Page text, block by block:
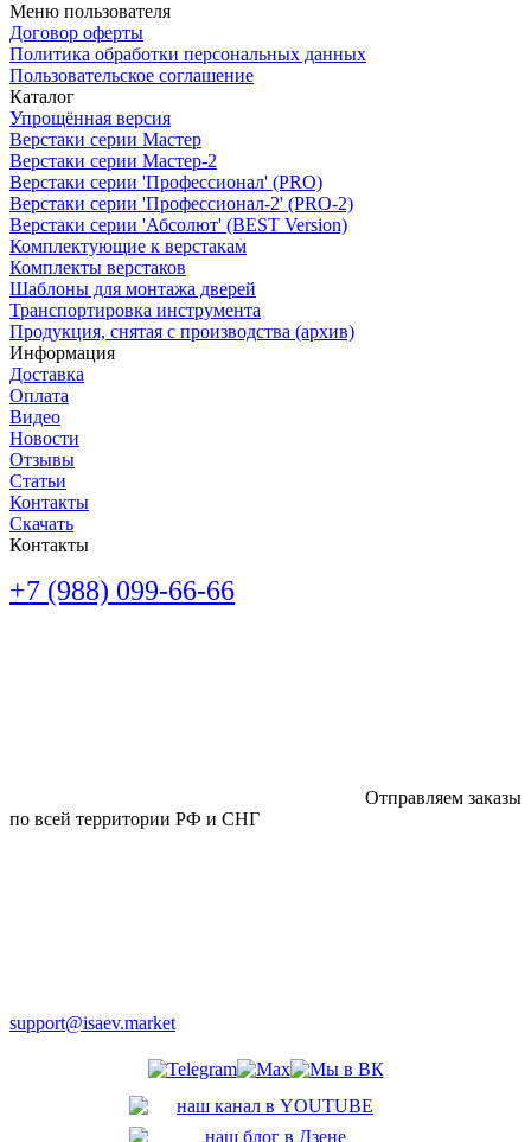
Меню пользователя
Договор оферты
Политика обработки персональных данных
Пользовательское соглашение
Каталог
Упрощённая версия
Верстаки серии Мастер
Верстаки серии Мастер-2
Верстаки серии 'Профессионал' (PRO)
Верстаки серии 'Профессионал-2' (PRO-2)
Верстаки серии 'Абсолют' (BEST Version)
Комплектующие к верстакам
Комплекты верстаков
Шаблоны для монтажа дверей
Транспортировка инструмента
Продукция, снятая с производства (архив)
Информация
Доставка
Оплата
Видео
Новости
Отзывы
Статьи
Контакты
Скачать
Контакты
+7 (988) 099-66-66
Отправляем заказы
по всей территории РФ и СНГ
support@isaev.market